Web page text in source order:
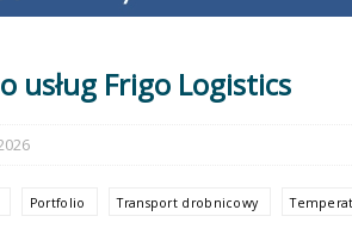
usług Frigo Logistics
Portfolio Transport drobnicowy